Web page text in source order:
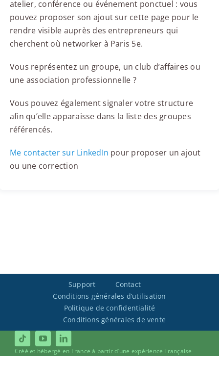
atelier, conférence ou événement ponctuel : vous
pouvez proposer son ajout sur cette page pour le
rendre visible auprès des entrepreneurs qui
cherchent où networker à Paris 5e.
Vous représentez un groupe, un club d’affaires ou
une association professionnelle ?
Vous pouvez également signaler votre structure
afin qu’elle apparaisse dans la liste des groupes
référencés.
Me contacter sur LinkedIn pour proposer un ajout
ou une correction
Support
Contact
Conditions générales d’utilisation
Politique de confidentialité
Conditions générales de vente
Créé et hébergé en France à partir d’une expérience Française